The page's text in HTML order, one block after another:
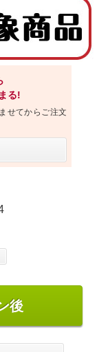
る!
せてからご注文
後